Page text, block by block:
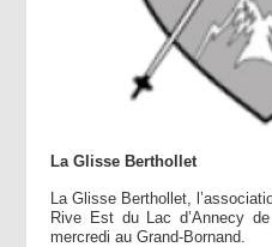
La Glisse Berthollet
La Glisse Berthollet,
Rive Est du Lac d’Annecy
mercredi au Grand-Bornand.